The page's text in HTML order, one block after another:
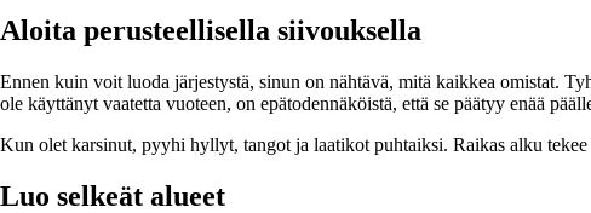
Aloita perusteellisella siivouksella
Ennen kuin voit luoda järjestystä, sinun on nähtävä, mitä kaikkea omistat.
ole käyttänyt vaatetta vuoteen, on epätodennäköistä, että se päätyy enää
Kun olet karsinut, pyyhi hyllyt, tangot ja laatikot puhtaiksi. Raikas alku
Luo selkeät alueet